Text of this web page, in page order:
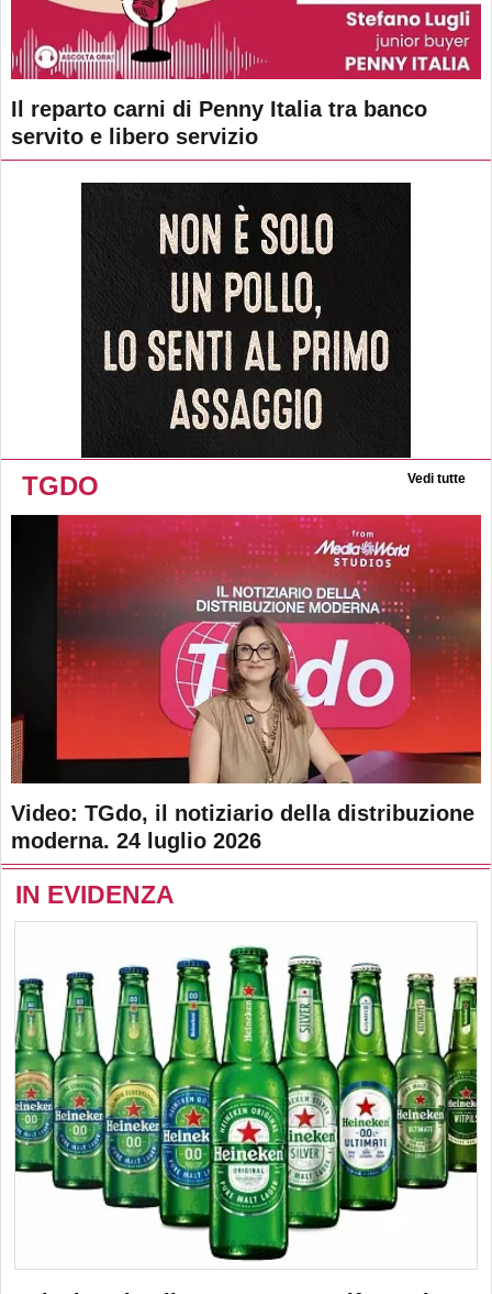
Il reparto carni di Penny Italia tra banco
servito e libero servizio
TGDO Vedi tutte
Video: TGdo, il notiziario della distribuzione
moderna. 24 luglio 2026
IN EVIDENZA